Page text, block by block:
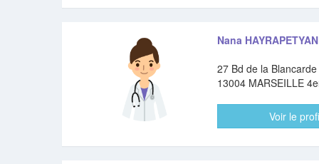
Nana HAYRAPETYAN
27 Bd de la Blancarde
13004 MARSEILLE
Voir le